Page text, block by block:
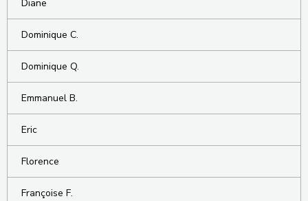
Diane
Dominique C.
Dominique Q.
Emmanuel B.
Eric
Florence
Françoise F.